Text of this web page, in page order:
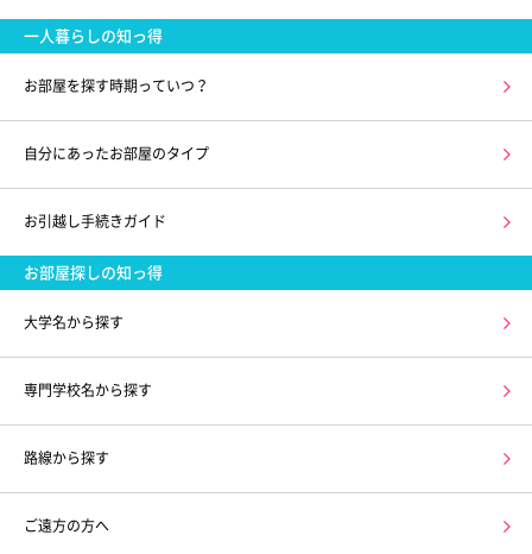
一人暮らしの知っ得
お部屋を探す時期っていつ？
自分にあったお部屋のタイプ
お引越し手続きガイド
お部屋探しの知っ得
大学名から探す
専門学校名から探す
路線から探す
ご遠方の方へ